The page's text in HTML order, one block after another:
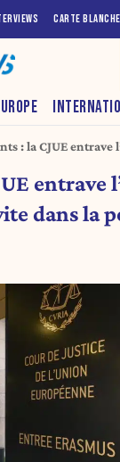
CARTE BLANCHE
: la CJUE entrave
entrave
dans la